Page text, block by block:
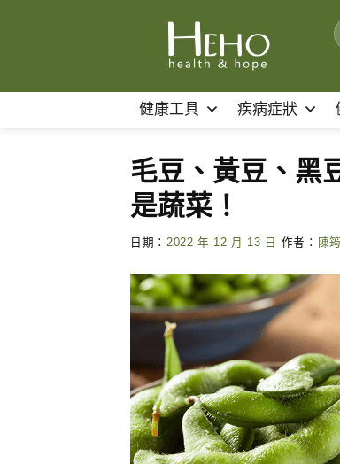
健康工具 疾病症狀
毛豆、黃豆、黑
是蔬菜！
日期： 2022 年 12 月 13 日 作者： 陳